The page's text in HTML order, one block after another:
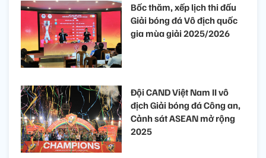
Bốc thăm, xếp lịch thi đấu
Giải bóng đá Vô địch quốc
gia mùa giải 2025/2026
Đội CAND Việt Nam II vô
địch Giải bóng đá Công an,
Cảnh sát ASEAN mở rộng
2025